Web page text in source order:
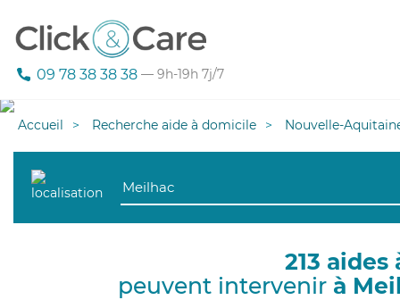
09 78 38 38 38 — 9h-19h 7j/7
Accueil Recherche aide à domicile Nouvelle-
213
peuvent intervenir à